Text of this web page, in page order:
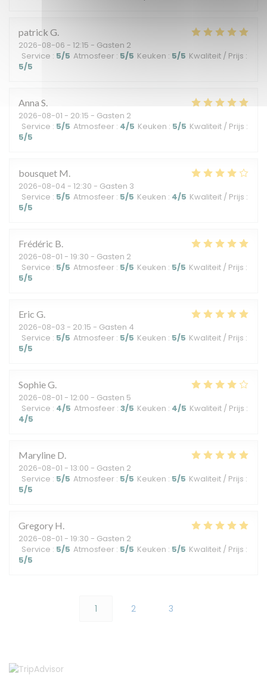
patrick G
2026-08-06 - 12:15 - Gasten 2
Service : 5/5 Atmosfeer : 5/5 Keuken : 5/5 Kwaliteit / Prijs :
5/5
Anna S
2026-08-01 - 20:15 - Gasten 2
Service : 5/5 Atmosfeer : 4/5 Keuken : 5/5 Kwaliteit / Prijs :
5/5
bousquet M
2026-08-04 - 12:30 - Gasten 3
Service : 5/5 Atmosfeer : 5/5 Keuken : 4/5 Kwaliteit / Prijs :
5/5
Frédéric B
2026-08-01 - 19:30 - Gasten 2
Service : 5/5 Atmosfeer : 5/5 Keuken : 5/5 Kwaliteit / Prijs :
5/5
Eric G
2026-08-03 - 20:15 - Gasten 4
Service : 5/5 Atmosfeer : 5/5 Keuken : 5/5 Kwaliteit / Prijs :
5/5
SophieG
2026-08-01 - 12:00 - Gasten 5
Service : 4/5 Atmosfeer : 3/5 Keuken : 4/5 Kwaliteit / Prijs :
4/5
Maryline D
2026-08-01 - 13:00 - Gasten 2
Service : 5/5 Atmosfeer : 5/5 Keuken : 5/5 Kwaliteit / Prijs :
5/5
Gregory H
2026-08-01 - 19:30 - Gasten 2
Service : 5/5 Atmosfeer : 5/5 Keuken : 5/5 Kwaliteit / Prijs :
5/5
1 2 3